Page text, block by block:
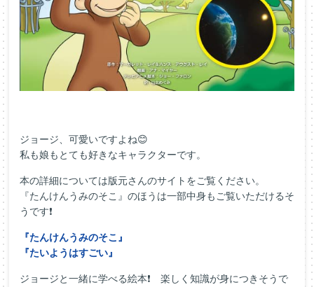
ジョージ、可愛いですよね😊
私も娘もとても好きなキャラクターです。
本の詳細については版元さんのサイトをご覧ください。
『たんけんうみのそこ』のほうは一部中身もご覧いただけるそ
うです❗
『たんけんうみのそこ』
『たいようはすごい』
ジョージと一緒に学べる絵本❗ 楽しく知識が身につきそうで